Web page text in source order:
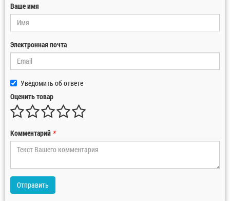
Ваше имя
Электронная почта
Уведомить об ответе
Оценить товар
Комментарий *
Отправить